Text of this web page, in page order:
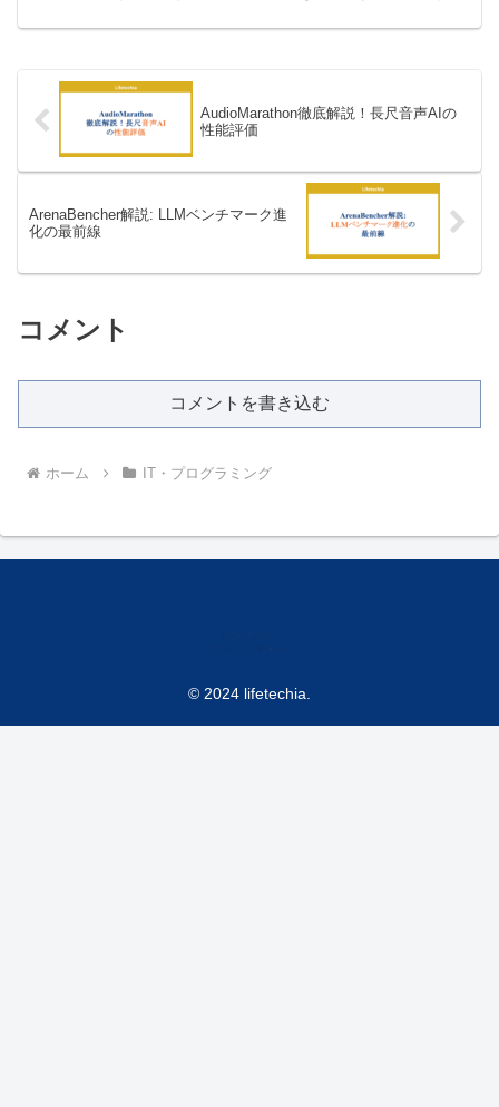
AudioMarathon徹底解説！長尺音声AIの
性能評価
ArenaBencher解説: LLMベンチマーク進
化の最前線
コメント
コメントを書き込む
ホーム IT・プログラミング
© 2024 lifetechia.